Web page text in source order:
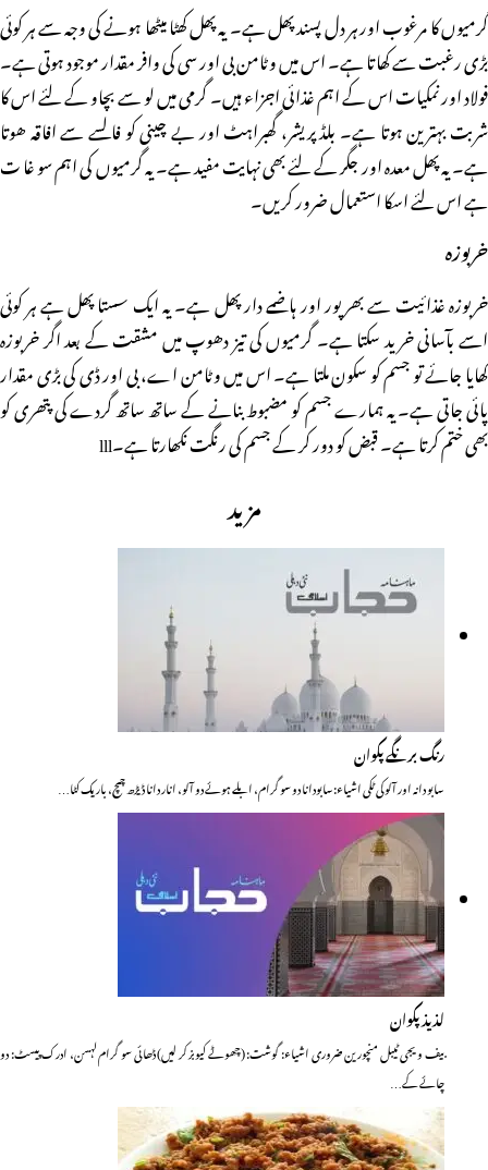
گرمیوں کا مرغوب اور ہر دل پسند پھل ہے۔ یہ پھل کھٹا میٹھا ہونے کی وجہ سے ہر کوئی
بڑی رغبت سے کھاتا ہے۔ اس میں وٹامن بی اور سی کی وافر مقدار موجود ہوتی ہے۔
فولاد اور نمکیات اس کے اہم غذائی اجزاء ہیں۔ گرمی میں لو سے بچاو کے لئے اس کا
شربت بہترین ہوتا ہے۔ بلڈ پریشر، گھبراہٹ اور بے چینی کو فالسے سے افاقہ ھوتا
ہے۔ یہ پھل معدہ اور جگر کے لئے بھی نہایت مفید ہے۔ یہ گرمیوں کی اہم سو غا ت
ہے اس لئے اسکا استعمال ضرور کریں۔
خربوزہ
خربوزہ غذائیت سے بھرپور اور ہاضمے دار پھل ہے۔ یہ ایک سستا پھل ہے ہر کوئی
اسے بآسانی خرید سکتا ہے۔ گرمیوں کی تیز دھوپ میں مشقت کے بعد اگر خربوزہ
کھایا جائے تو جسم کو سکون ملتا ہے۔ اس میں وٹامن اے، بی اور ڈی کی بڑی مقدار
پائی جاتی ہے۔ یہ ہمارے جسم کو مضبوط بنانے کے ساتھ ساتھ گردے کی پتھری کو
بھی ختم کرتا ہے۔ قبض کو دور کر کے جسم کی رنگت نکھارتا ہے۔lll
مزید
رنگ برنگے پکوان
سابو دانہ اور آلو کی ٹکی اشیاء:سابودانا دو سو گرام، ابلے ہوئے دو آلو، انار دانا ڈیڑھ چمچ، باریک کٹا…
لذیذ پکوان
بیف ویجی ٹیبل منچورین ضروری اشیاء: گوشت: (چھوٹے کیوبز کر لیں) ڈھائی سو گرام لہسن، ادرک پیسٹ: دو
چائے کے…